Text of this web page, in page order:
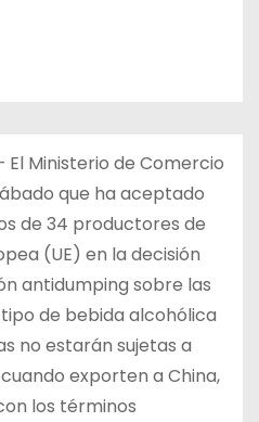
El Ministerio de Comercio
que ha aceptado
de 34 productores de
(UE) en la decisión
antidumping sobre las
de bebida alcohólica
no estarán sujetas a
exporten a China,
los términos